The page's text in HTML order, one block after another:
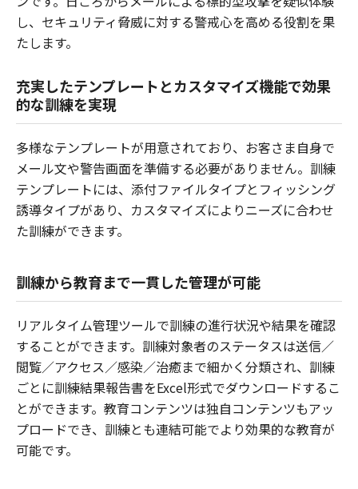
し、セキュリティ脅威に対する警戒心を高める役割を果
たします。
充実したテンプレートとカスタマイズ機能で効果
的な訓練を実現
多様なテンプレートが用意されており、お客さま自身で
メール文や警告画面を準備する必要がありません。訓練
テンプレートには、添付ファイルタイプとフィッシング
誘導タイプがあり、カスタマイズによりニーズに合わせ
た訓練ができます。
訓練から教育まで一貫した管理が可能
リアルタイム管理ツールで訓練の進行状況や結果を確認
することができます。訓練対象者のステータスは送信／
閲覧／アクセス／感染／治癒まで細かく分類され、訓練
ごとに訓練結果報告書をExcel形式でダウンロードするこ
とができます。教育コンテンツは独自コンテンツもアッ
プロードでき、訓練とも連結可能でより効果的な教育が
可能です。